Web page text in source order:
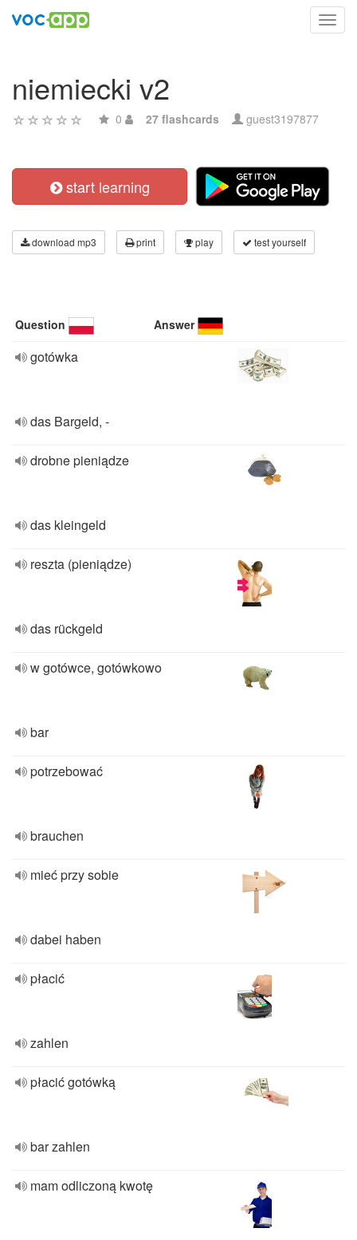
niemiecki v2
0 27 flashcards guest3197877
start learning
download mp3 print play test yourself
Question Answer
gotówka
das Bargeld, -
drobne pieniądze
das kleingeld
reszta (pieniądze)
das rückgeld
w gotówce, gotówkowo
bar
potrzebować
brauchen
mieć przy sobie
dabei haben
płacić
zahlen
płacić gotówką
bar zahlen
mam odliczoną kwotę